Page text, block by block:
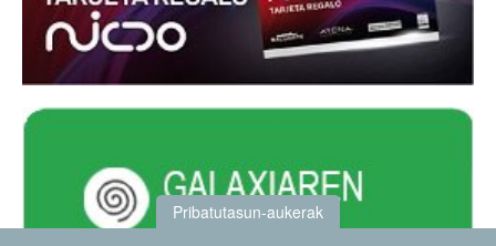
Pribatutasun-aukerak